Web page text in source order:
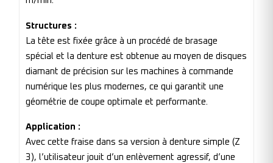
Structures :
La tête est fixée grâce à un procédé de brasage
spécial et la denture est obtenue au moyen de disques
diamant de précision sur les machines à commande
numérique les plus modernes, ce qui garantit une
géométrie de coupe optimale et performante.
Application :
Avec cette fraise dans sa version à denture simple (Z
3), l’utilisateur jouit d’un enlèvement agressif, d’une